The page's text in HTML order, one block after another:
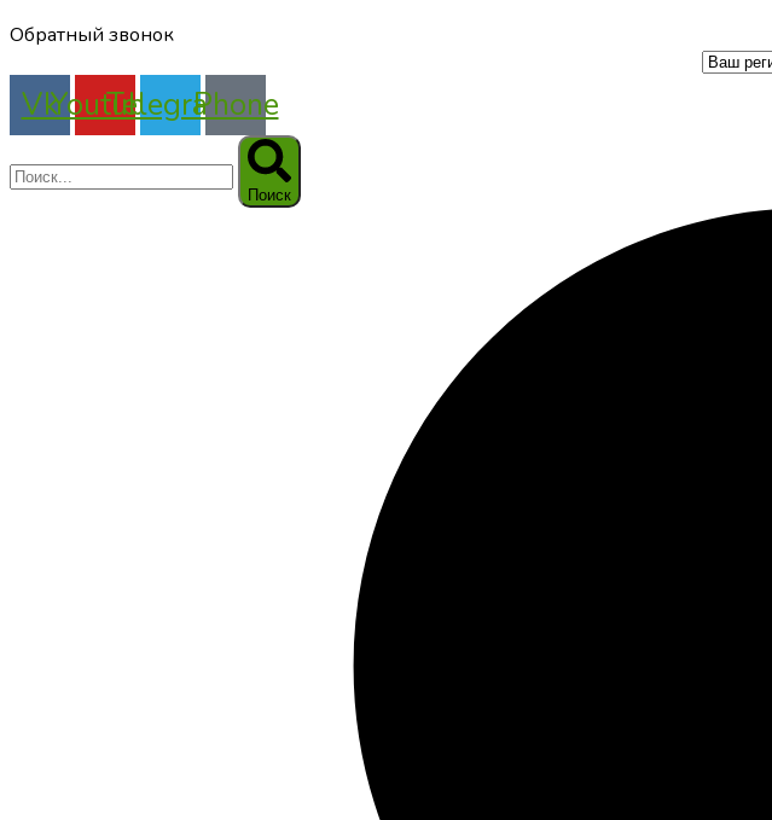
Обратный звонок
VkYoutubeTelegramPhone
Поиск